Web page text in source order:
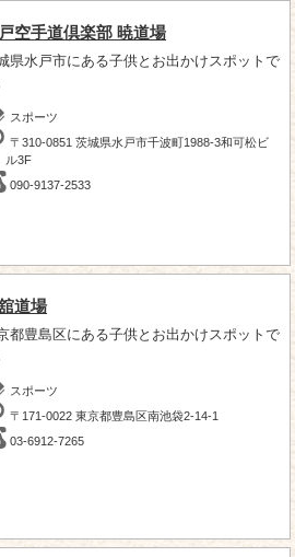
空手道倶楽部 暁道場
県水戸市にある子供とお出かけスポットで
スポーツ
〒310-0851 茨城県水戸市千波町1988-3和可松ビ
ル3F
090-9137-2533
道場
都豊島区にある子供とお出かけスポットで
スポーツ
〒171-0022 東京都豊島区南池袋2-14-1
03-6912-7265